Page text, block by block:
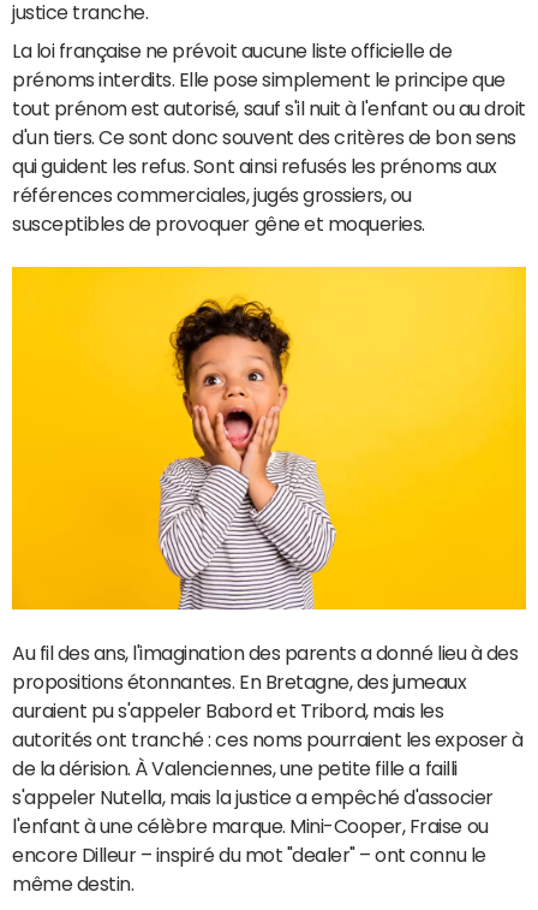
justice tranche.
La loi française ne prévoit aucune liste officielle de
prénoms interdits. Elle pose simplement le principe que
tout prénom est autorisé, sauf s'il nuit à l'enfant ou au droit
d'un tiers. Ce sont donc souvent des critères de bon sens
qui guident les refus. Sont ainsi refusés les prénoms aux
références commerciales, jugés grossiers, ou
susceptibles de provoquer gêne et moqueries.
Au fil des ans, l'imagination des parents a donné lieu à des
propositions étonnantes. En Bretagne, des jumeaux
auraient pu s'appeler Babord et Tribord, mais les
autorités ont tranché : ces noms pourraient les exposer à
de la dérision. À Valenciennes, une petite fille a failli
s'appeler Nutella, mais la justice a empêché d'associer
l'enfant à une célèbre marque. Mini-Cooper, Fraise ou
encore Dilleur – inspiré du mot "dealer" – ont connu le
même destin.